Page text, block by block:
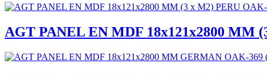
AGT PANEL EN MDF 18x121x2800 MM